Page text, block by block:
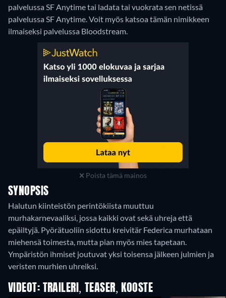
palvelussa SF Anytime tai ladata tai vuokrata sen netissä
palvelussa SF Anytime.Voit myös katsoa tämän nimikkeen
ilmaiseksi palvelussa Bloodstream.
Poista tämä mainos
SYNOPSIS
Halutun kiinteistön perintökiista muuttuu
murhakarnevaaliksi, jossa kaikki ovat sekä uhreja että
epäiltyjä. Pyörätuoliin sidottu kreivitär Federica murhataan
miehensä toimesta, mutta pian myös mies tapetaan.
Ympäristön ihmiset joutuvat yksi toisensa jälkeen julmien ja
veristen murhien uhreiksi.
VIDEOT: TRAILERI, TEASER, KOOSTE